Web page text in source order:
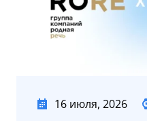
16 июля, 2026